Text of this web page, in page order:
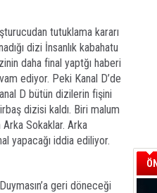
tutuklama kararı
dizi İnsanlık kabahatu
daha final yaptğı haberi
ediyor. Peki Kanal D’de
D bütün dizilerin fişini
dizisi kaldı. Biri malum
Sokaklar. Arka
yapacağı iddia ediliyor.
geri döneceği